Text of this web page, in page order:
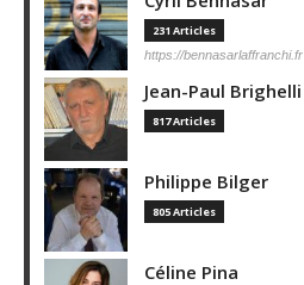
231 Articles
https://bennasarlaffranchi.fr
Jean-Paul Brighelli
817 Articles
Philippe Bilger
805 Articles
Céline Pina